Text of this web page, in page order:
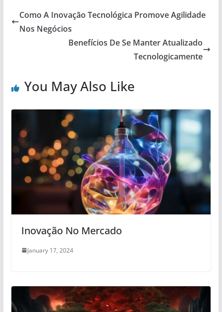
Como A Inovação Tecnológica Promove Agilidade
Nos Negócios
Benefícios De Se Manter Atualizado
Tecnologicamente
You May Also Like
Inovação No Mercado
January 17, 2024